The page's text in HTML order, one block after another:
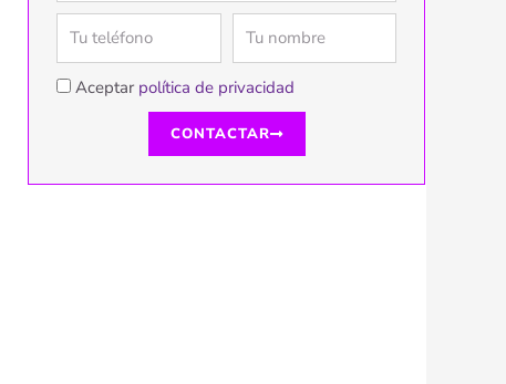
Aceptar política de privacidad
CONTACTAR